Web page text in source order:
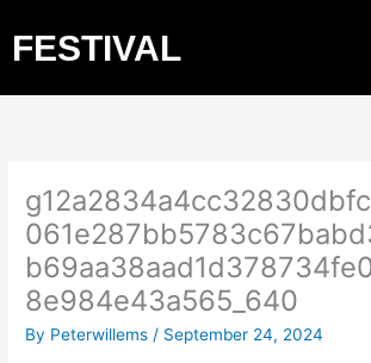
content
FESTIVAL
8e984e43a565_640
By Peterwillems / September 24, 2024